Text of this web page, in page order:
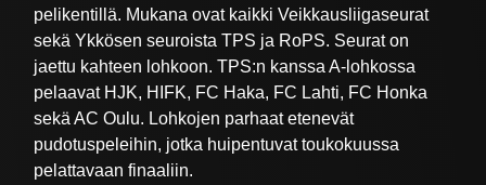
pelikentillä. Mukana ovat kaikki Veikkausliigaseurat
sekä Ykkösen seuroista TPS ja RoPS. Seurat on
jaettu kahteen lohkoon. TPS:n kanssa A-lohkossa
pelaavat HJK, HIFK, FC Haka, FC Lahti, FC Honka
sekä AC Oulu. Lohkojen parhaat etenevät
pudotuspeleihin, jotka huipentuvat toukokuussa
pelattavaan finaaliin.